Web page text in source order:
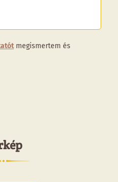
megismertem és